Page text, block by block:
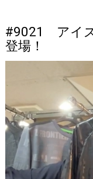
#9021 アイ
登場！